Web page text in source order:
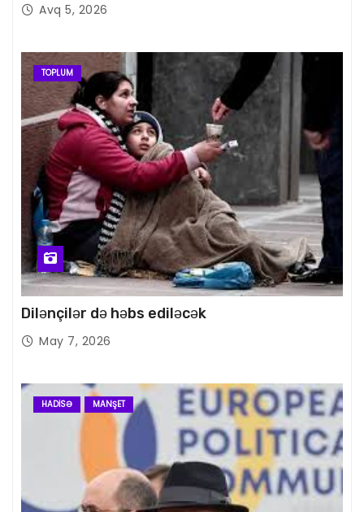
Avq 5, 2026
TOPLUM
Dilənçilər də həbs ediləcək
May 7, 2026
HADISƏ MANŞET